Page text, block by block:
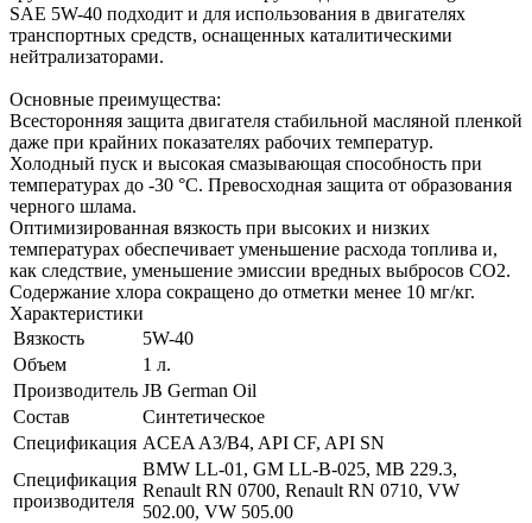
SAE 5W-40 подходит и для использования в двигателях
транспортных средств, оснащенных каталитическими
нейтрализаторами.
Основные преимущества:
Всесторонняя защита двигателя стабильной масляной пленкой
даже при крайних показателях рабочих температур.
Холодный пуск и высокая смазывающая способность при
температурах до -30 °C. Превосходная защита от образования
черного шлама.
Оптимизированная вязкость при высоких и низких
температурах обеспечивает уменьшение расхода топлива и,
как следствие, уменьшение эмиссии вредных выбросов CO2.
Содержание хлора сокращено до отметки менее 10 мг/кг.
Характеристики
Вязкость
5W-40
Объем
1 л.
Производитель JB German Oil
Состав
Синтетическое
Спецификация ACEA A3/B4, API CF, API SN
Спецификация
производителя
BMW LL-01, GM LL-B-025, MB 229.3,
Renault RN 0700, Renault RN 0710, VW
502.00, VW 505.00